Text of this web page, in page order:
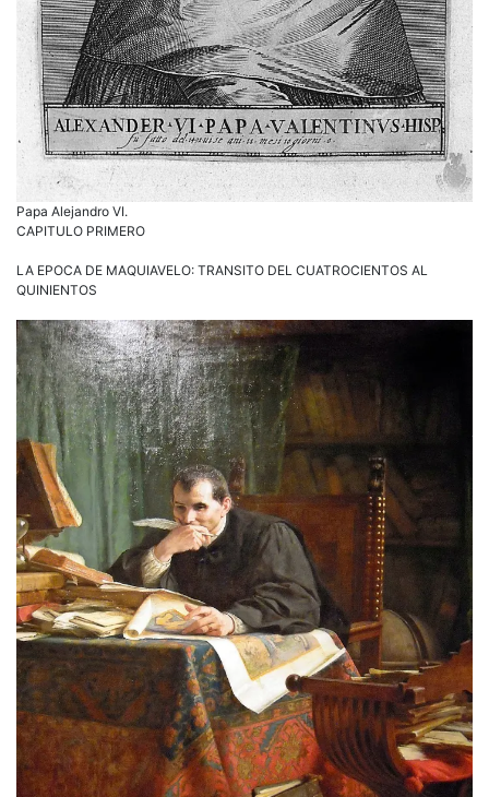
Papa Alejandro VI.
CAPITULO PRIMERO
LA EPOCA DE MAQUIAVELO: TRANSITO DEL CUATROCIENTOS AL
QUINIENTOS